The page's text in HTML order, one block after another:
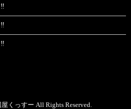
くっすー All Rights Reserved.